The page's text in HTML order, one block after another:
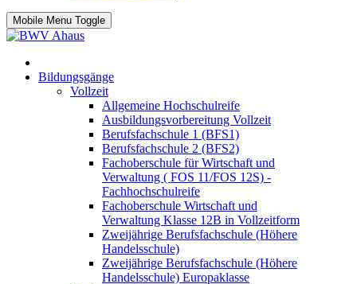
Mobile Menu Toggle
Bildungsgänge
Vollzeit
Allgemeine Hochschulreife
Ausbildungsvorbereitung Vollzeit
Berufsfachschule 1 (BFS1)
Berufsfachschule 2 (BFS2)
Fachoberschule für Wirtschaft und
Verwaltung ( FOS 11/FOS 12S) -
Fachhochschulreife
Fachoberschule Wirtschaft und
Verwaltung Klasse 12B in Vollzeitform
Zweijährige Berufsfachschule (Höhere
Handelsschule)
Zweijährige Berufsfachschule (Höhere
Handelsschule) Europaklasse